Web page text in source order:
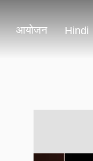
आयोजन Hindi